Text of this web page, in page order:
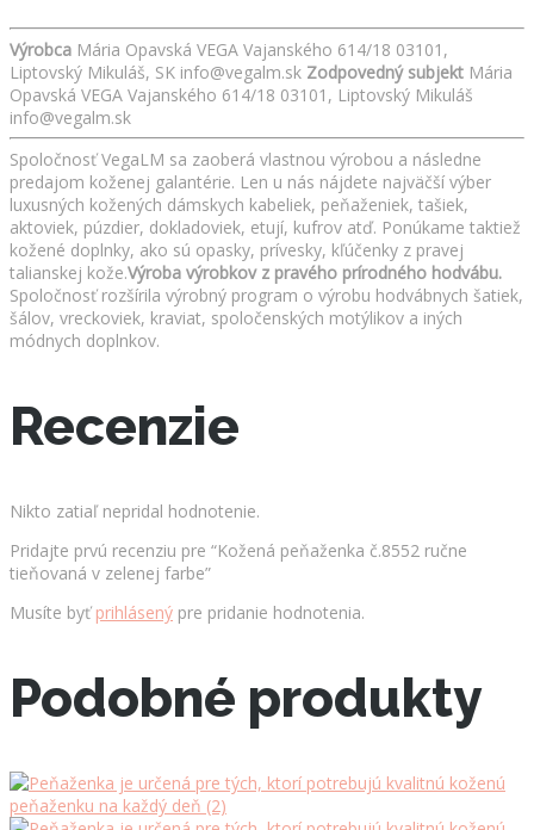
Výrobca Mária Opavská VEGA Vajanského 614/18 03101,
Liptovský Mikuláš, SK info@vegalm.sk Zodpovedný subjekt Mária
Opavská VEGA Vajanského 614/18 03101, Liptovský Mikuláš
info@vegalm.sk
Spoločnosť VegaLM sa zaoberá vlastnou výrobou a následne
predajom koženej galantérie. Len u nás nájdete najväčší výber
luxusných kožených dámskych kabeliek, peňaženiek, tašiek,
aktoviek, púzdier, dokladoviek, etují, kufrov atď. Ponúkame taktiež
kožené doplnky, ako sú opasky, prívesky, kľúčenky z pravej
talianskej kože.Výroba výrobkov z pravého prírodného hodvábu.
Spoločnosť rozšírila výrobný program o výrobu hodvábnych šatiek,
šálov, vreckoviek, kraviat, spoločenských motýlikov a iných
módnych doplnkov.
Recenzie
Nikto zatiaľ nepridal hodnotenie.
Pridajte prvú recenziu pre “Kožená peňaženka č.8552 ručne
tieňovaná v zelenej farbe”
Musíte byť prihlásený pre pridanie hodnotenia.
Podobné produkty